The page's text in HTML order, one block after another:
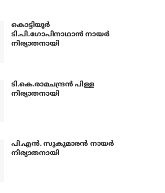
കൊട്ടിയൂര്‍
ടി.പി.ഗോപിനാഥാന്‍ നായര്‍
നിര്യാതനായി
ടി.കെ.രാമചന്ദ്രന്‍ പിള്ള
നിര്യാതനായി
പി.എന്‍. സുകുമാരന്‍ നായര്‍
നിര്യാതനായി